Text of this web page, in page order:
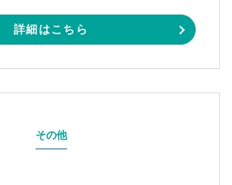
詳細はこちら
その他